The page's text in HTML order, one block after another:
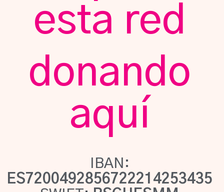
esta red
donando
aquí
IBAN:
ES7200492856722214253435